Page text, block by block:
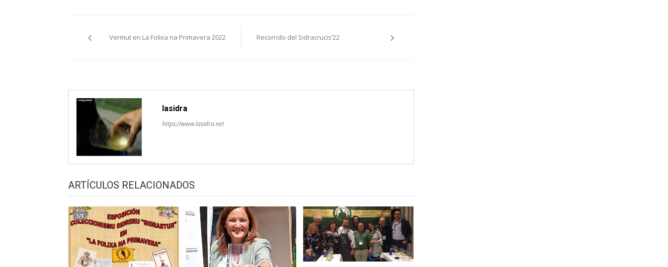
de
Vermut en La Folixa na Primavera 2022 Recorrido del Sidracrucis’22
lasidra
https://www.lasidra.net
ARTÍCULOS RELACIONADOS